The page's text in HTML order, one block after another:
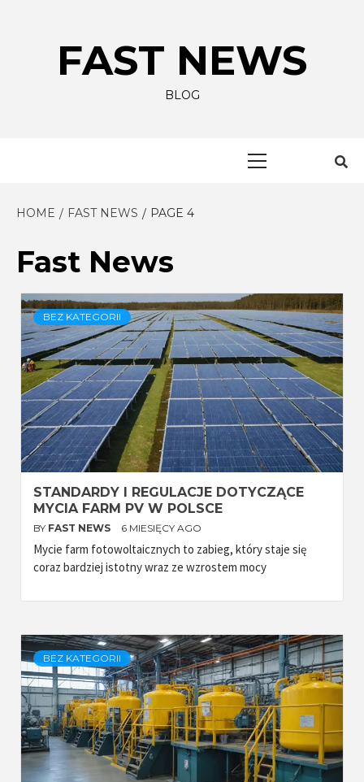
FAST NEWS
BLOG
HOME FAST NEWS PAGE 4
Fast News
BEZ KATEGORII
STANDARDY I REGULACJE DOTYCZĄCE
MYCIA FARM PV W POLSCE
BY FAST NEWS 6 MIESIĘCY AGO
Mycie farm fotowoltaicznych to zabieg, który staje się
coraz bardziej istotny wraz ze wzrostem mocy
BEZ KATEGORII